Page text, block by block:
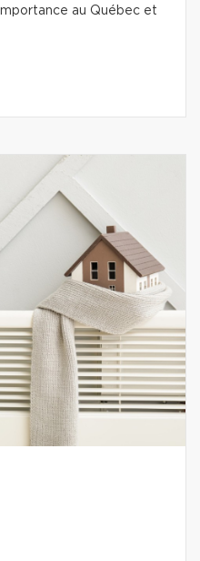
au Québec et